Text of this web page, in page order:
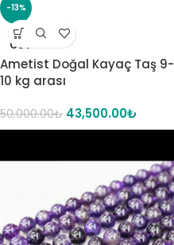
-13%
SOLD
OUT
Ametist Doğal Kayaç Taş 9-
10 kg arası
50,000.00₺ 43,500.00₺